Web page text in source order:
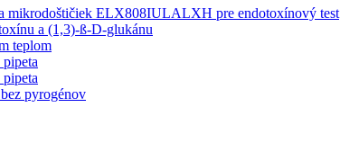
mikrodoštičiek ELX808IULALXH pre endotoxínový test
a (1,3)-ß-D-glukánu
teplom
pyrogénov